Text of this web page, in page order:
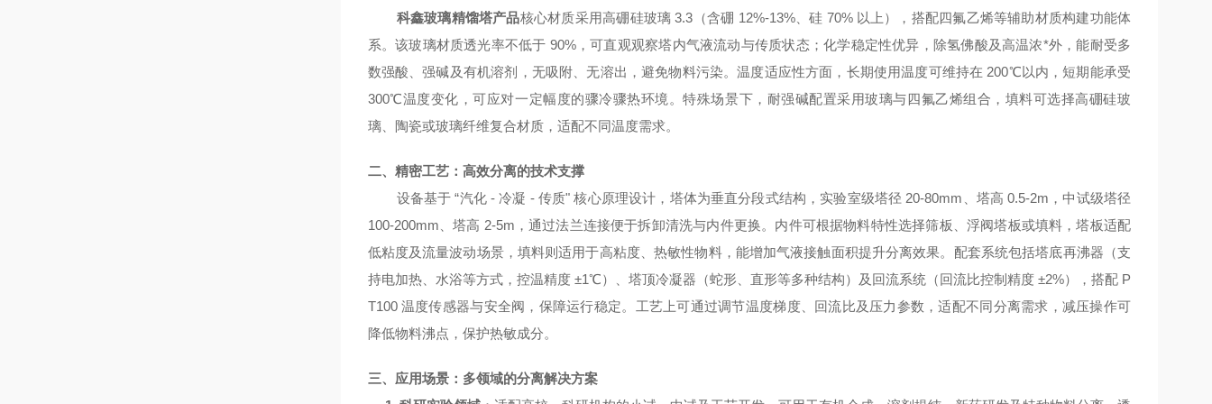
科鑫玻璃精馏塔产品核心材质采用高硼硅玻璃 3.3 （含硼 12%-13%、硅 70% 以上），搭配四氟乙烯等辅助材质构建功能体
系。该玻璃材质透光率不低于 90%，可直观观察塔内气液流动与传质状态；化学稳定性优异，除氢佛酸及高温浓*外，能耐受多
数强酸、强碱及有机溶剂，无吸附、无溶出，避免物料污染。温度适应性方面，长期使用温度可维持在 200℃以内，短期能承受
300℃温度变化，可应对一定幅度的骤冷骤热环境。特殊场景下，耐强碱配置采用玻璃与四氟乙烯组合，填料可选择高硼硅玻
璃、陶瓷或玻璃纤维复合材质，适配不同温度需求。
二、精密工艺：高效分离的技术支撑
设备基于 “汽化-冷凝 - 传质"核心原理设计，塔体为垂直分段式结构，实验室级塔径 20-80mm 、塔高0.5-2m ，中试级塔径
100-200mm 、塔高 2-5m ，通过法兰连接便于拆卸清洗与内件更换。内件可根据物料特性选择筛板、浮阀塔板或填料，塔板适配
低粘度及流量波动场景，填料则适用于高粘度、热敏性物料，能增加气液接触面积提升分离效果。配套系统包括塔底再沸器（支
持电加热、水浴等方式，控温精度 ±1℃）、塔顶冷凝器（蛇形、直形等多种结构）及回流系统（回流比控制精度 ±2%），搭配 P
T100 温度传感器与安全阀，保障运行稳定。工艺上可通过调节温度梯度、回流比及压力参数，适配不同分离需求，减压操作可
降低物料沸点，保护热敏成分。
三、应用场景：多领域的分离解决方案